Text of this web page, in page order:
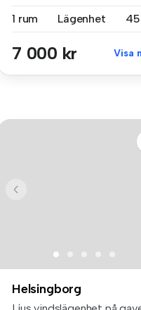
1 rum Lägenhet 45
7 000 kr Visa
Helsingborg